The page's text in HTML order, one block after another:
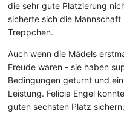
die sehr gute Platzierung
sicherte sich die
Treppchen.
Auch wenn die Mädels
Freude waren - sie haben
Bedingungen geturnt und
Leistung. Felicia Engel
guten sechsten Platz